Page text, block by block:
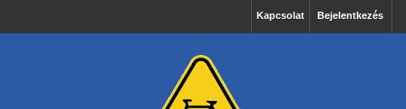
Bejelentkezés
Kapcsolat